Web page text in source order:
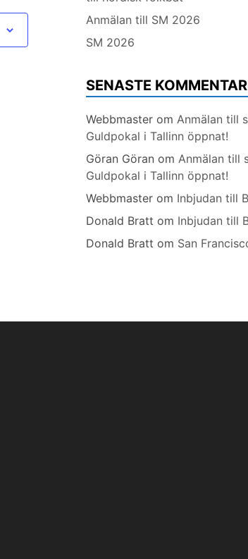
Anmälan till SM 2026
SM 2026
SENASTE
Webbmaster om Anmälan till
Guldpokal i Tallinn öppnat!
Göran Göran om Anmälan till
Guldpokal i Tallinn öppnat!
Webbmaster om Inbjudan till
Donald Bratt om Inbjudan till
Donald Bratt om San